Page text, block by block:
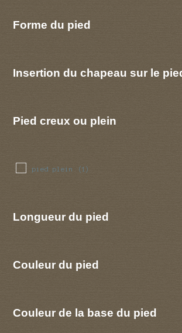
Forme du pied
Insertion du chapeau sur le
Pied creux ou plein
pied plein (1)
Longueur du pied
Couleur du pied
Couleur de la base du pied